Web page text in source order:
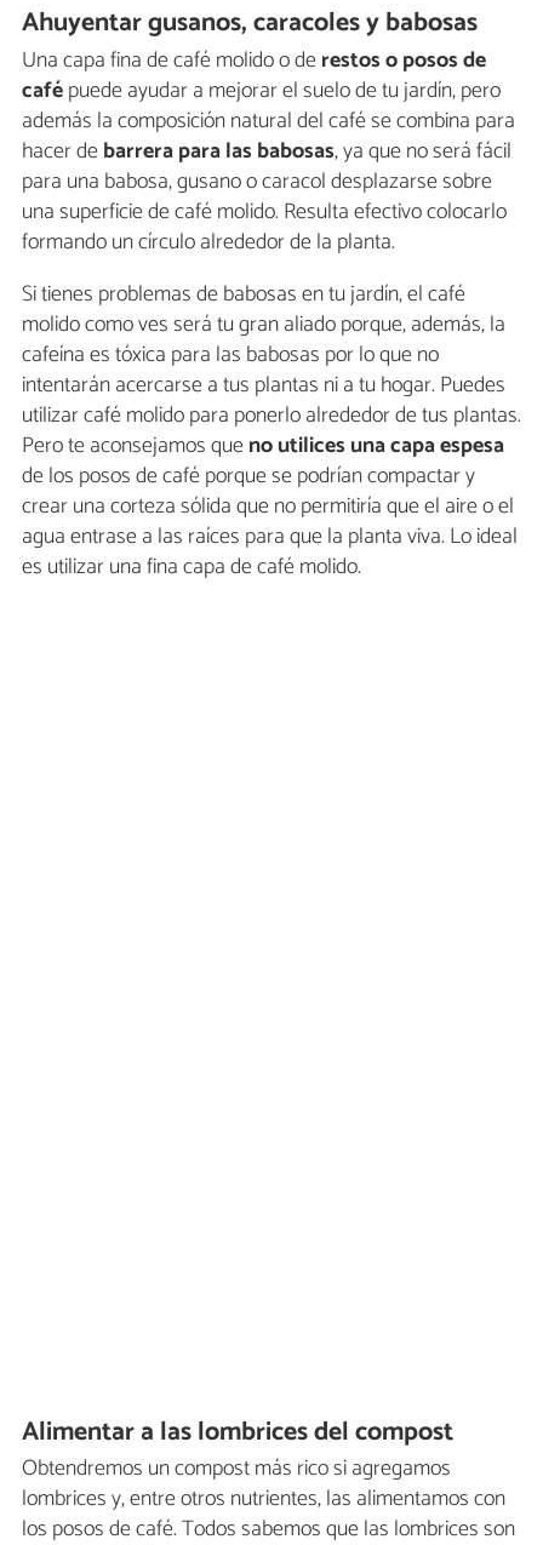
Ahuyentar gusanos, caracoles y babosas
Una capa fina de café molido o derestos o posos de
cafépuede ayudar a mejorar el suelo de tu jardín, pero
además la composición natural del café se combina para
hacer debarrera para las babosas, ya que no será fácil
para una babosa, gusano o caracol desplazarse sobre
una superficie de café molido. Resulta efectivo colocarlo
formando un círculo alrededor de la planta.
Si tienes problemas de babosas en tu jardín, el café
molido como ves será tu gran aliado porque, además, la
cafeína es tóxica para las babosas por lo que no
intentarán acercarse a tus plantas ni a tu hogar. Puedes
utilizar café molido para ponerlo alrededor de tus plantas.
Pero te aconsejamos queno utilices una capa espesa
de los posos de café porque se podrían compactar y
crear una corteza sólida que no permitiría que el aire o el
agua entrase a las raíces para que la planta viva. Lo ideal
es utilizar una fina capa de café molido.
Alimentar a las lombrices del compost
Obtendremos un compost más rico si agregamos
lombrices y, entre otros nutrientes, las alimentamos con
los posos de café. Todos sabemos que las lombrices son